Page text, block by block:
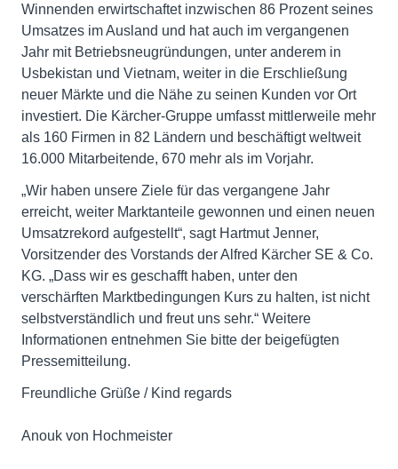
Winnenden erwirtschaftet inzwischen 86 Prozent seines
Umsatzes im Ausland und hat auch im vergangenen
Jahr mit Betriebsneugründungen, unter anderem in
Usbekistan und Vietnam, weiter in die Erschließung
neuer Märkte und die Nähe zu seinen Kunden vor Ort
investiert. Die Kärcher-Gruppe umfasst mittlerweile mehr
als 160 Firmen in 82 Ländern und beschäftigt weltweit
16.000 Mitarbeitende, 670 mehr als im Vorjahr.
„Wir haben unsere Ziele für das vergangene Jahr
erreicht, weiter Marktanteile gewonnen und einen neuen
Umsatzrekord aufgestellt“, sagt Hartmut Jenner,
Vorsitzender des Vorstands der Alfred Kärcher SE & Co.
KG. „Dass wir es geschafft haben, unter den
verschärften Marktbedingungen Kurs zu halten, ist nicht
selbstverständlich und freut uns sehr.“ Weitere
Informationen entnehmen Sie bitte der beigefügten
Pressemitteilung.
Freundliche Grüße / Kind regards
Anouk von Hochmeister